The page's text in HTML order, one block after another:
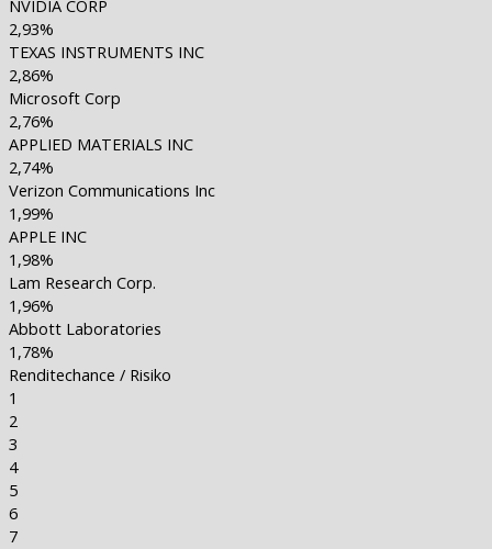
NVIDIA CORP
2,93%
TEXAS INSTRUMENTS INC
2,86%
Microsoft Corp
2,76%
APPLIED MATERIALS INC
2,74%
Verizon Communications Inc
1,99%
APPLE INC
1,98%
Lam Research Corp.
1,96%
Abbott Laboratories
1,78%
Renditechance / Risiko
1
2
3
4
5
6
7